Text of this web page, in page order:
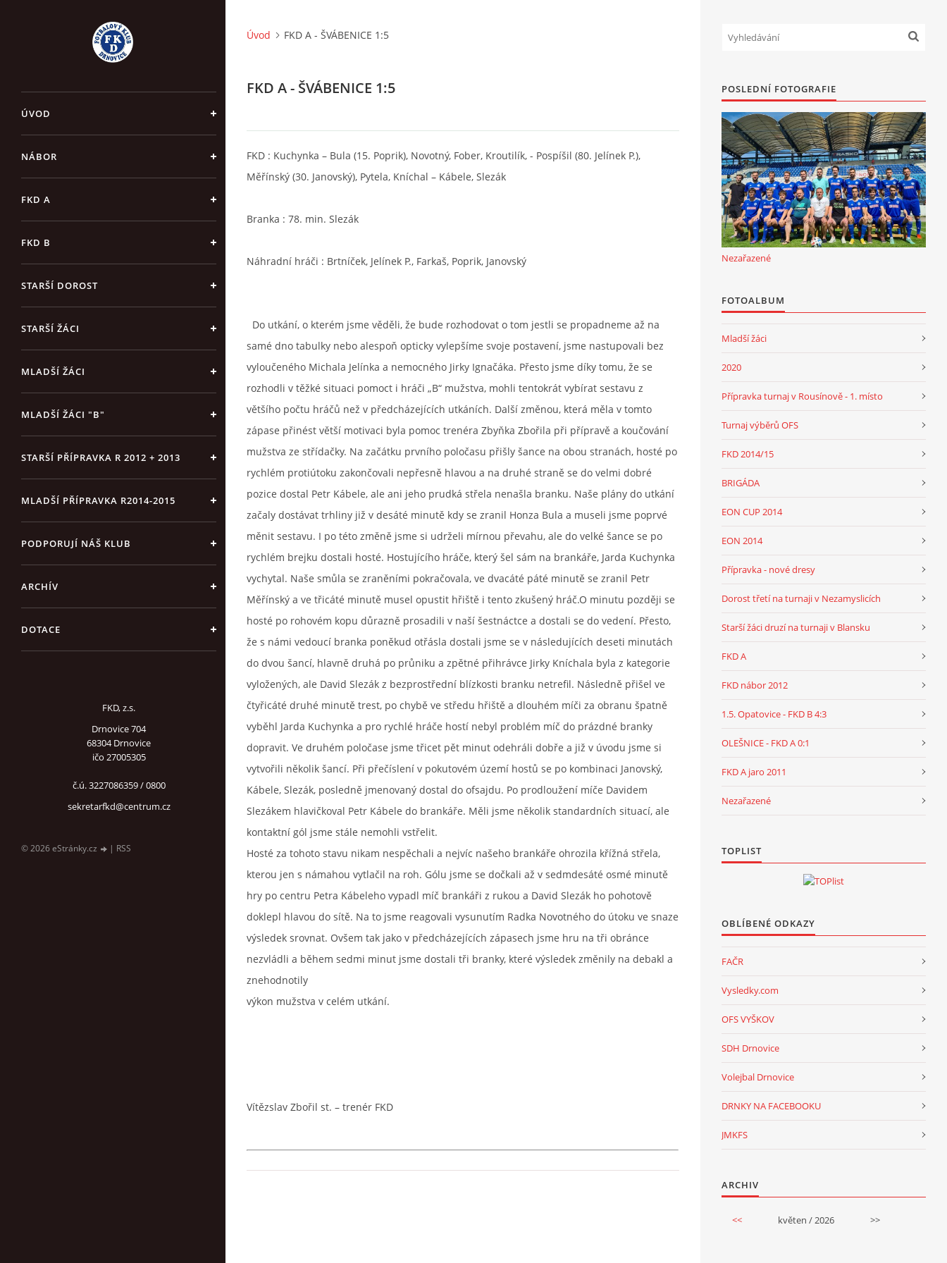
ÚVOD
NÁBOR
FKD A
FKD B
STARŠÍ DOROST
STARŠÍ ŽÁCI
MLADŠÍ ŽÁCI
MLADŠÍ ŽÁCI "B"
STARŠÍ PŘÍPRAVKA R 2012 + 2013
MLADŠÍ PŘÍPRAVKA R2014-2015
PODPORUJÍ NÁŠ KLUB
ARCHÍV
DOTACE
FKD, z.s.
Drnovice 704
68304 Drnovice
ičo 27005305
č.ú. 3227086359 / 0800
sekretarfkd@centrum.cz
© 2026 eStránky.cz | RSS
Úvod FKD A - ŠVÁBENICE 1:5
FKD A - ŠVÁBENICE 1:5
FKD : Kuchynka – Bula (15. Poprik), Novotný, Fober, Kroutilík, - Pospíšil (80. Jelínek P.),
Měřínský (30. Janovský), Pytela, Kníchal – Kábele, Slezák
Branka : 78. min. Slezák
Náhradní hráči : Brtníček, Jelínek P., Farkaš, Poprik, Janovský
Do utkání, o kterém jsme věděli, že bude rozhodovat o tom jestli se propadneme až na
samé dno tabulky nebo alespoň opticky vylepšíme svoje postavení, jsme nastupovali bez
vyloučeného Michala Jelínka a nemocného Jirky Ignačáka. Přesto jsme díky tomu, že se
rozhodli v těžké situaci pomoct i hráči „B“ mužstva, mohli tentokrát vybírat sestavu z
většího počtu hráčů než v předcházejících utkáních. Další změnou, která měla v tomto
zápase přinést větší motivaci byla pomoc trenéra Zbyňka Zbořila při přípravě a koučování
mužstva ze střídačky. Na začátku prvního poločasu přišly šance na obou stranách, hosté po
rychlém protiútoku zakončovali nepřesně hlavou a na druhé straně se do velmi dobré
pozice dostal Petr Kábele, ale ani jeho prudká střela nenašla branku. Naše plány do utkání
začaly dostávat trhliny již v desáté minutě kdy se zranil Honza Bula a museli jsme poprvé
měnit sestavu. I po této změně jsme si udrželi mírnou převahu, ale do velké šance se po
rychlém brejku dostali hosté. Hostujícího hráče, který šel sám na brankáře, Jarda Kuchynka
vychytal. Naše smůla se zraněními pokračovala, ve dvacáté páté minutě se zranil Petr
Měřínský a ve třicáté minutě musel opustit hřiště i tento zkušený hráč.O minutu později se
hosté po rohovém kopu důrazně prosadili v naší šestnáctce a dostali se do vedení. Přesto,
že s námi vedoucí branka poněkud otřásla dostali jsme se v následujících deseti minutách
do dvou šancí, hlavně druhá po průniku a zpětné přihrávce Jirky Kníchala byla z kategorie
vyložených, ale David Slezák z bezprostřední blízkosti branku netrefil. Následně přišel ve
čtyřicáté druhé minutě trest, po chybě ve středu hřiště a dlouhém míči za obranu špatně
vyběhl Jarda Kuchynka a pro rychlé hráče hostí nebyl problém míč do prázdné branky
dopravit. Ve druhém poločase jsme třicet pět minut odehráli dobře a již v úvodu jsme si
vytvořili několik šancí. Při přečíslení v pokutovém území hostů se po kombinaci Janovský,
Kábele, Slezák, posledně jmenovaný dostal do ofsajdu. Po prodloužení míče Davidem
Slezákem hlavičkoval Petr Kábele do brankáře. Měli jsme několik standardních situací, ale
kontaktní gól jsme stále nemohli vstřelit.
Hosté za tohoto stavu nikam nespěchali a nejvíc našeho brankáře ohrozila křížná střela,
kterou jen s námahou vytlačil na roh. Gólu jsme se dočkali až v sedmdesáté osmé minutě
hry po centru Petra Kábeleho vypadl míč brankáři z rukou a David Slezák ho pohotově
doklepl hlavou do sítě. Na to jsme reagovali vysunutím Radka Novotného do útoku ve snaze
výsledek srovnat. Ovšem tak jako v předcházejících zápasech jsme hru na tři obránce
nezvládli a během sedmi minut jsme dostali tři branky, které výsledek změnily na debakl a
znehodnotily
výkon mužstva v celém utkání.
Vítězslav Zbořil st. – trenér FKD
POSLEDNÍ FOTOGRAFIE
Nezařazené
FOTOALBUM
Mladší žáci
2020
Přípravka turnaj v Rousínově - 1. místo
Turnaj výběrů OFS
FKD 2014/15
BRIGÁDA
EON CUP 2014
EON 2014
Přípravka - nové dresy
Dorost třetí na turnaji v Nezamyslicích
Starší žáci druzí na turnaji v Blansku
FKD A
FKD nábor 2012
1.5. Opatovice - FKD B 4:3
OLEŠNICE - FKD A 0:1
FKD A jaro 2011
Nezařazené
TOPLIST
OBLÍBENÉ ODKAZY
FAČR
Vysledky.com
OFS VYŠKOV
SDH Drnovice
Volejbal Drnovice
DRNKY NA FACEBOOKU
JMKFS
ARCHIV
<< květen / 2026 >>